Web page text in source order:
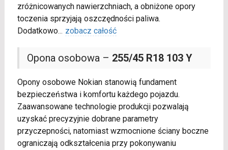
zróżnicowanych nawierzchniach, a obniżone opory
toczenia sprzyjają oszczędności paliwa.
Dodatkowo... zobacz całość
Opona osobowa – 255/45 R18 103 Y
Opony osobowe Nokian stanowią fundament
bezpieczeństwa i komfortu każdego pojazdu.
Zaawansowane technologie produkcji pozwalają
uzyskać precyzyjnie dobrane parametry
przyczepności, natomiast wzmocnione ściany boczne
ograniczają odkształcenia przy pokonywaniu